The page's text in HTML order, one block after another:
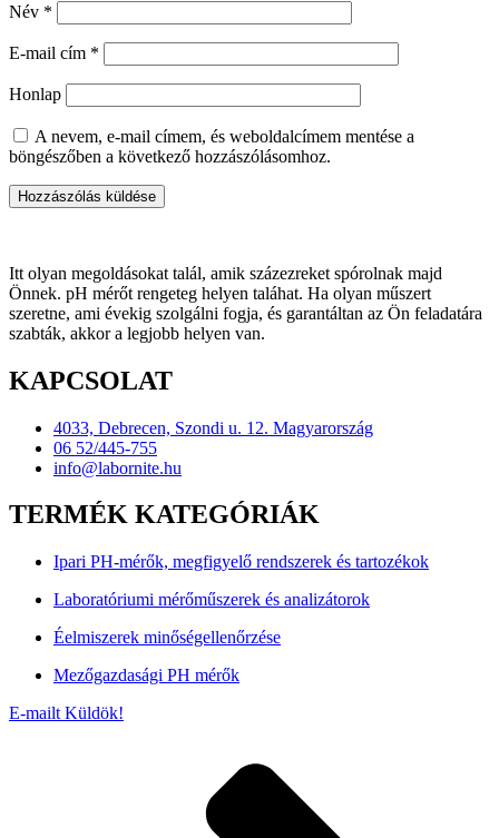
Név *
E-mail cím *
Honlap
A nevem, e-mail címem, és weboldalcímem mentése a
böngészőben a következő hozzászólásomhoz.
Itt olyan megoldásokat talál, amik százezreket spórolnak majd
Önnek. pH mérőt rengeteg helyen taláhat. Ha olyan műszert
szeretne, ami évekig szolgálni fogja, és garantáltan az Ön feladatára
szabták, akkor a legjobb helyen van.
KAPCSOLAT
4033, Debrecen, Szondi u. 12. Magyarország
06 52/445-755
info@labornite.hu
TERMÉK KATEGÓRIÁK
Ipari PH-mérők, megfigyelő rendszerek és tartozékok
Laboratóriumi mérőműszerek és analizátorok
Éelmiszerek minőségellenőrzése
Mezőgazdasági PH mérők
E-mailt Küldök!